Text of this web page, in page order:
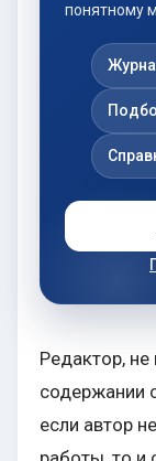
понятному
Редактор, не
содержании
если автор